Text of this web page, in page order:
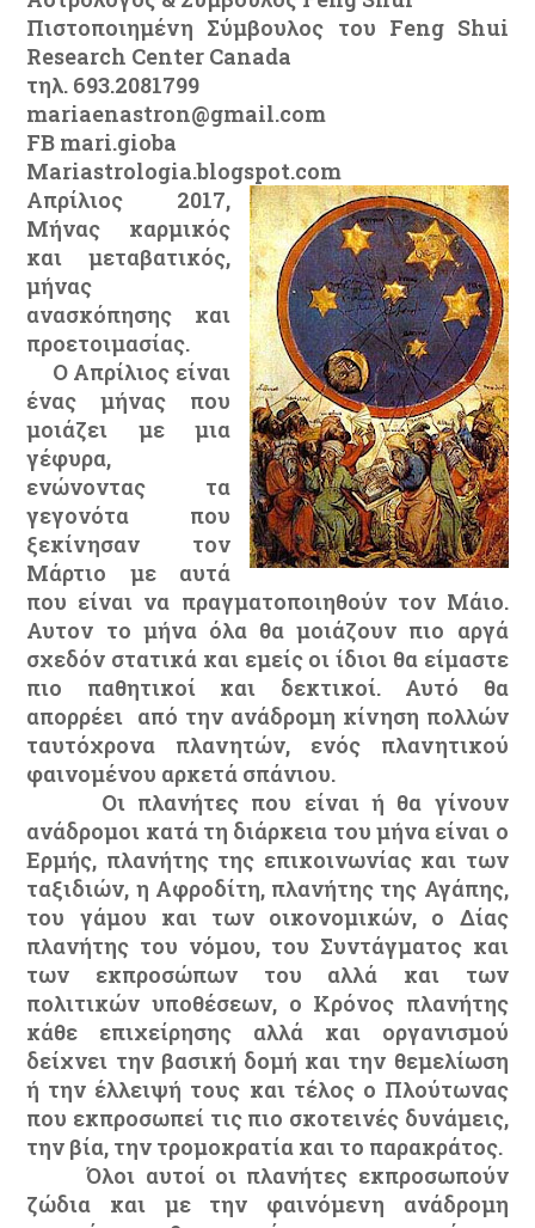
Πιστοποιημένη Σύμβουλος του Feng Shui
Research Center Canada
τηλ. 693.2081799
mariaenastron@gmail.com
FB mari.gioba
Mariastrologia.blogspot.com
Απρίλιος 2017,
Μήνας καρμικός
και μεταβατικός,
μήνας
ανασκόπησης και
προετοιμασίας.
Ο Απρίλιος είναι
ένας μήνας που
μοιάζει με μια
γέφυρα,
ενώνοντας τα
γεγονότα που
ξεκίνησαν τον
Μάρτιο με αυτά
που είναι να πραγματοποιηθούν τον Μάιο.
Αυτον το μήνα όλα θα μοιάζουν πιο αργά
σχεδόν στατικά και εμείς οι ίδιοι θα είμαστε
πιο παθητικοί και δεκτικοί. Αυτό θα
απορρέει από την ανάδρομη κίνηση πολλών
ταυτόχρονα πλανητών, ενός πλανητικού
φαινομένου αρκετά σπάνιου.
Οι πλανήτες που είναι ή θα γίνουν
ανάδρομοι κατά τη διάρκεια του μήνα είναι ο
Ερμής, πλανήτης της επικοινωνίας και των
ταξιδιών, η Αφροδίτη, πλανήτης της Αγάπης,
του γάμου και των οικονομικών, ο Δίας
πλανήτης του νόμου, του Συντάγματος και
των εκπροσώπων του αλλά και των
πολιτικών υποθέσεων, ο Κρόνος πλανήτης
κάθε επιχείρησης αλλά και οργανισμού
δείχνει την βασική δομή και την θεμελίωση
ή την έλλειψή τους και τέλος ο Πλούτωνας
που εκπροσωπεί τις πιο σκοτεινές δυνάμεις,
την βία, την τρομοκρατία και το παρακράτος.
Όλοι αυτοί οι πλανήτες εκπροσωπούν
ζώδια και με την φαινόμενη ανάδρομη